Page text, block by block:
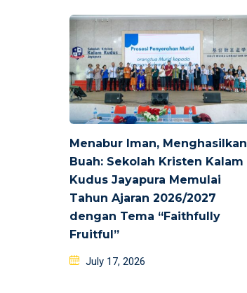
Menabur Iman, Menghasilkan
Buah: Sekolah Kristen Kalam
Kudus Jayapura Memulai
Tahun Ajaran 2026/2027
dengan Tema “Faithfully
Fruitful”
Posted
July 17, 2026